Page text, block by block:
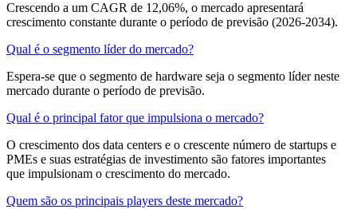
Crescendo a um CAGR de 12,06%, o mercado apresentará
crescimento constante durante o período de previsão (2026-2034).
Qual é o segmento líder do mercado?
Espera-se que o segmento de hardware seja o segmento líder neste
mercado durante o período de previsão.
Qual é o principal fator que impulsiona o mercado?
O crescimento dos data centers e o crescente número de startups e
PMEs e suas estratégias de investimento são fatores importantes
que impulsionam o crescimento do mercado.
Quem são os principais players deste mercado?